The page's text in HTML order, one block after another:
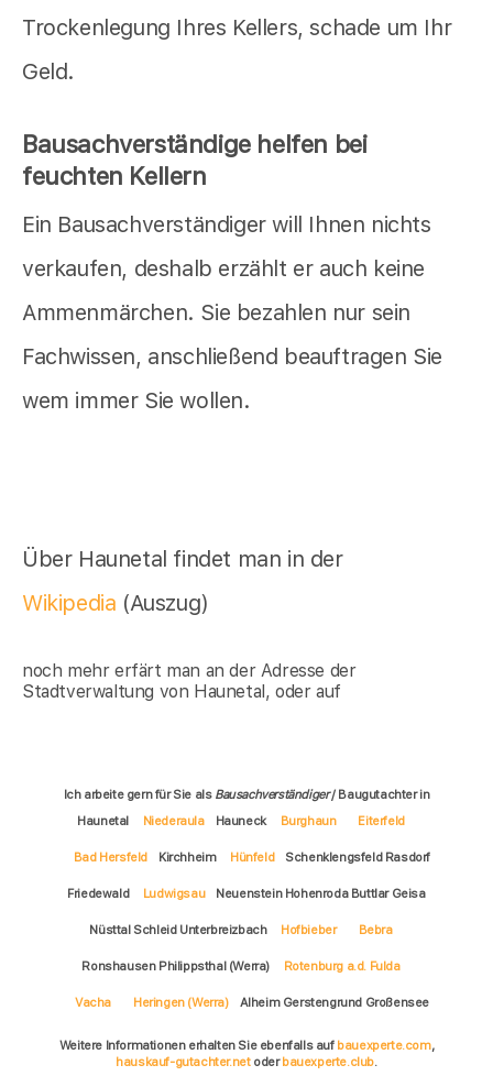
Trockenlegung Ihres Kellers, schade um Ihr
Geld.
Bausachverständige helfen bei
feuchten Kellern
Ein Bausachverständiger will Ihnen nichts
verkaufen, deshalb erzählt er auch keine
Ammenmärchen. Sie bezahlen nur sein
Fachwissen, anschließend beauftragen Sie
wem immer Sie wollen.
Über Haunetal findet man in der
Wikipedia (Auszug)
noch mehr erfärt man an der Adresse der
Stadtverwaltung von Haunetal, oder auf
Ich arbeite gern für Sie als Bausachverständiger/ Baugutachter in
Haunetal
Niederaula Hauneck Burghaun Eiterfeld
Bad Hersfeld Kirchheim Hünfeld Schenklengsfeld Rasdorf
Friedewald Ludwigsau Neuenstein Hohenroda Buttlar Geisa
Nüsttal Schleid Unterbreizbach Hofbieber Bebra
Ronshausen Philippsthal (Werra) Rotenburg a.d. Fulda
Vacha Heringen (Werra) Alheim Gerstengrund Großensee
Weitere Informationen erhalten Sie ebenfalls auf bauexperte.com,
hauskauf-gutachter.netoderbauexperte.club.